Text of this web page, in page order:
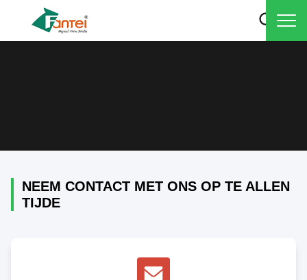
NEEM CONTACT MET ONS OP TE ALLEN
TIJDE